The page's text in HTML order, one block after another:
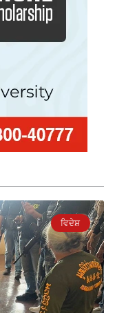
ਵਿਦੇਸ਼